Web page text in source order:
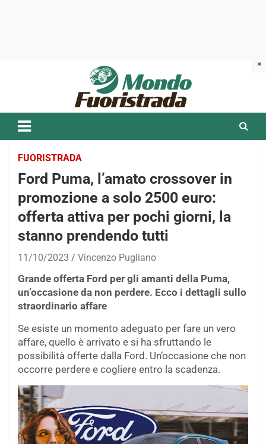
FUORISTRADA
Ford Puma, l’amato crossover in
promozione a solo 2500 euro:
offerta attiva per pochi giorni, la
stanno prendendo tutti
11/10/2023 Vincenzo Pugliano
Grande offerta Ford per gli amanti della Puma,
un’occasione da non perdere. Ecco i dettagli sullo
straordinario affare
Se esiste un momento adeguato per fare un vero
affare, quello è arrivato e si ha sfruttando le
possibilità offerte dalla Ford. Un’occasione che non
occorre perdere e cogliere entro la scadenza.